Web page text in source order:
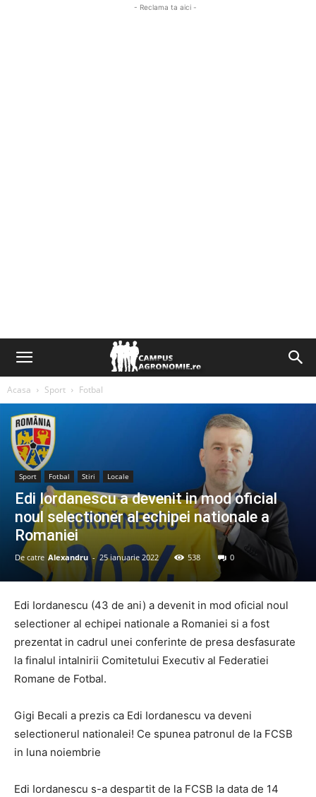
- Reclama ta aici -
Acasa Sport Fotbal
Sport Fotbal Stiri Locale
Edi Iordanescu a devenit in mod oficial
noul selectioner al echipei nationale a
Romaniei
De catre Alexandru - 25 ianuarie 2022 538 0
Edi Iordanescu (43 de ani) a devenit in mod oficial noul
selectioner al echipei nationale a Romaniei si a fost
prezentat in cadrul unei conferinte de presa desfasurate
la finalul intalnirii Comitetului Executiv al Federatiei
Romane de Fotbal.
Gigi Becali a prezis ca Edi Iordanescu va deveni
selectionerul nationalei! Ce spunea patronul de la FCSB
in luna noiembrie
Edi Iordanescu s-a despartit de la FCSB la data de 14